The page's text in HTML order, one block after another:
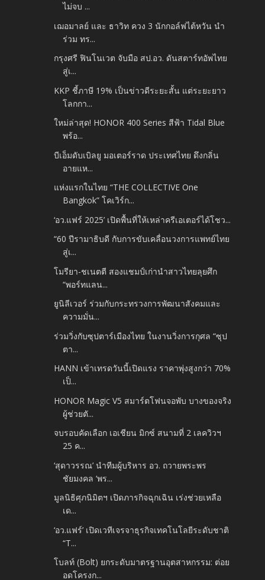
ไม่จบ ...
เฌอมาลย์ และ ธาวิท ควง 3 นักกอล์ฟไต้หวัน นำ
ร่วม ทร...
กรุงศรี ฟินโนเวต จับมือ สป.อว. ดันสตาร์ทอัพไทย
สู่เ...
KKP ชี้ภาษี 19% เป็นข่าวดีระยะสั้น แต่ระยะยาว
โลกกา...
ใหม่ล่าสุด! HONOR 400 Series สีฟ้า Tidal Blue
พร้อ...
บีเอ็มดับเบิลยู มอเตอร์ราด ประเทศไทย ดึงกลิ่น
อายแห...
แห่งแรกในไทย “THE COLLECTIVE One
Bangkok” โคเวิร์ก...
‘อว.แฟร์ 2025’ เปิดพื้นที่ให้เหล่าครีเอเตอร์ได้โชว...
“60 ปีรามาธิบดี กับการขับเคลื่อนวงการแพทย์ไทย
สู่เ...
โมรียา-ชเนตตี สองแชมป์เก่านำสาวไทยลุยศึก
“พอร์ทแลน...
ยูนิลีเวอร์ ร่วมกับกระทรวงการพัฒนาสังคมและ
ความมั่น...
ร่วมวิ่งกับซุปตาร์เมืองไทย ในงานวิ่งการกุศล “ซุป
ตา...
HANN เข้าเทรดวันนี้เปิดแรง ราคาพุ่งสูงกว่า 70%
เป็...
HONOR Magic V5 สมาร์ตโฟนจอพับ บางของจริง
ผู้ช่วยตั...
จบรอบคัดเลือก เอเชียน มิกซ์ สนามที่ 2 เลควิวฯ
25 ค...
‘สุดาวรรณ’ นำทีมผู้บริหาร อว. ถวายพระพร
ชัยมงคล ‘พร...
มูลนิธิศุภนิมิตฯ เปิดภารกิจฉุกเฉิน เร่งช่วยเหลือ
เด...
‘อว.แฟร์’ เปิดเวทีเจรจาธุรกิจเทคโนโลยีระดับชาติ
“T...
โบลท์ (Bolt) ยกระดับมาตรฐานอุตสาหกรรม: ต่อย
อดโครงก...